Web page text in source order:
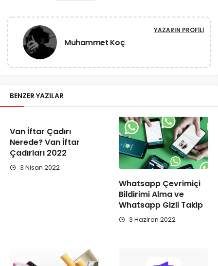
Muhammet Koç
YAZARIN PROFILI
BENZER YAZILAR
Van İftar Çadırı
Nerede? Van İftar
Çadırları 2022
3 Nisan 2022
Whatsapp Çevrimiçi
Bildirimi Alma ve
Whatsapp Gizli Takip
3 Haziran 2022